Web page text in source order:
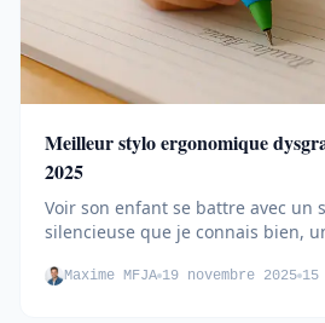
Meilleur stylo ergonomique
2025
Voir son enfant se battre avec un
silencieuse que je connais bien,
Maxime MFJA 19 novembre 2025 15